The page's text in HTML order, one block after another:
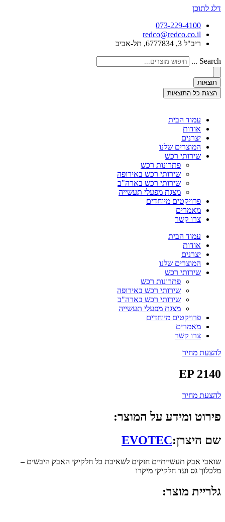
דלג לתוכן
073-229-4100
redco@redco.co.il
ריב"ל 3, 6777834, תל-אביב
Search ...
תוצאות
הצגת כל התוצאות
עמוד הבית
אודות
יצרנים
המוצרים שלנו
שירותי רכש
פתרונות רכש
שירותי רכש באירופה
שירותי רכש בארה"ב
מצגת מפעלי תעשייה
פרויקטים מיוחדים
מאמרים
צרו קשר
עמוד הבית
אודות
יצרנים
המוצרים שלנו
שירותי רכש
פתרונות רכש
שירותי רכש באירופה
שירותי רכש בארה"ב
מצגת מפעלי תעשייה
פרויקטים מיוחדים
מאמרים
צרו קשר
להצעת מחיר
EP 2140
להצעת מחיר
פירוט ומידע על המוצר:
שם היצרן:EVOTEC
שואבי אבק תעשייתיים חזקים לשאיבת כל חלקיקי האבק היבשים –
מלכלוך גס ועד חלקיקי מיקרו
גלריית מוצר: